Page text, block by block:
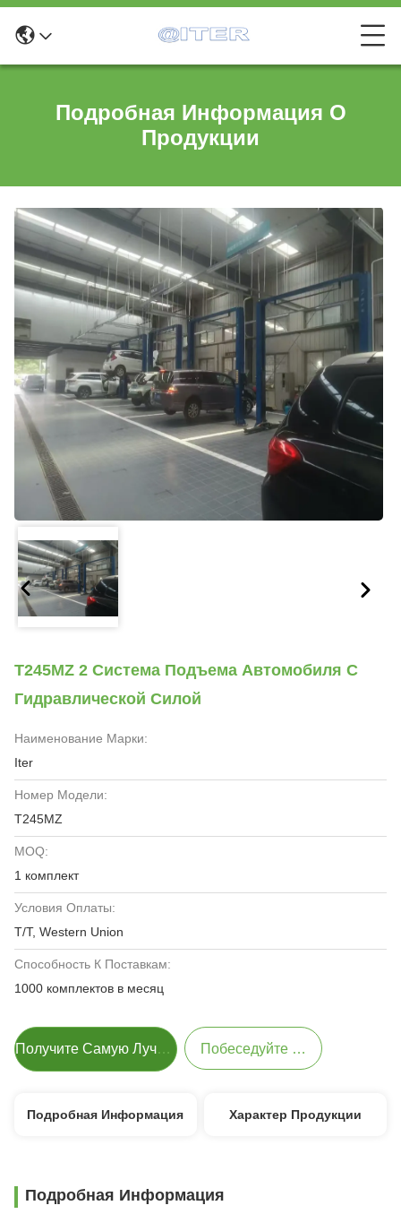
Подробная Информация О
Продукции
T245MZ 2 Система Подъема Автомобиля С
Гидравлической Силой
Наименование Марки:
Iter
Номер Модели:
T245MZ
MOQ:
1 комплект
Условия Оплаты:
T/T, Western Union
Способность К Поставкам:
1000 комплектов в месяц
Получите Самую Лучшую Цену Побеседуйте Теперь
Подробная Информация Характер Продукции
Подробная Информация